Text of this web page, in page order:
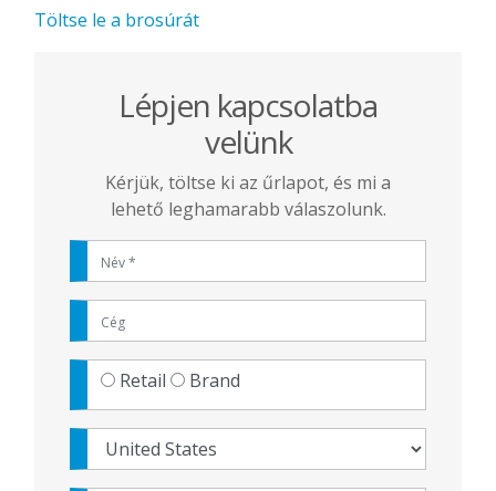
Töltse le a brosúrát
Lépjen kapcsolatba
velünk
Kérjük, töltse ki az űrlapot, és mi a
lehető leghamarabb válaszolunk.
Retail Brand